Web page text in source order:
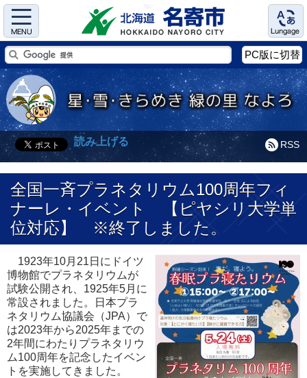
Menu Language
PC版に切替
RSS
読み上げる
全国一斉プラネタリウム100周年フィ
ナーレ・イベント 【ピヤシリ大学単
位対応】 ※終了しました。
1923年10月21日にドイツ
博物館でプラネタリウムが
試験公開され、1925年5月に
常設されました。日本プラ
ネタリウム協議会（JPA）で
は2023年から2025年までの
2年間にわたりプラネタリウ
ム100周年を記念したイベン
トを実施してきました。